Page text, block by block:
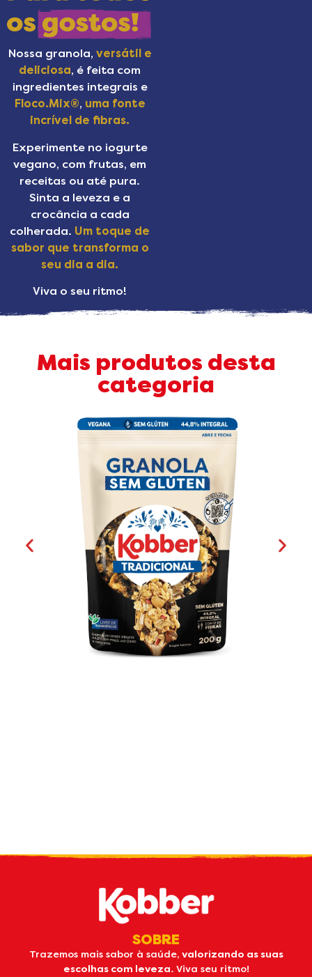
Nossa granola, versátil e
deliciosa, é feita com
ingredientes integrais e
Floco.Mix®, uma fonte
incrível de fibras.
Experimente no iogurte
vegano, com frutas, em
receitas ou até pura.
Sinta a leveza e a
crocância a cada
colherada. Um toque de
sabor que transforma o
seu dia a dia.
Viva o seu ritmo!
Mais produtos desta
categoria
SOBRE
Trazemos mais sabor à saúde, valorizando as suas
escolhas com leveza.Viva seu ritmo!